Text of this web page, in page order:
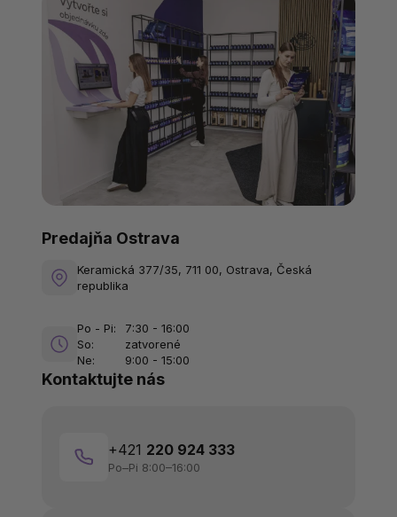
Kontaktujte nás
+421 220 924 333
Po–Pi 8:00–16:00
Predajňa Ostrava
Keramická 377/35, 711 00, Ostrava, Česká
republika
Po - Pi:
7:30 - 16:00
So:
zatvorené
Ne:
9:00 - 15:00